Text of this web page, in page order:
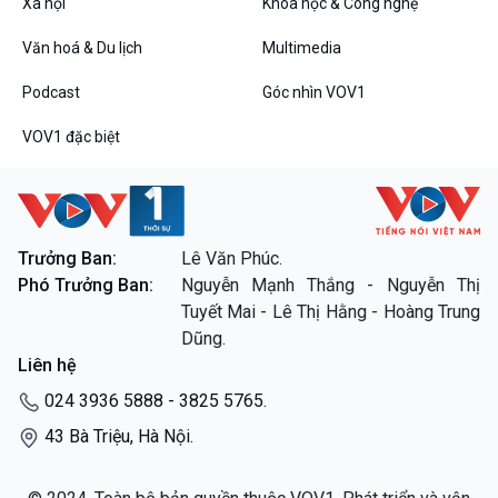
Câu chuyện thời sự
Dòng chảy sự kiện
Diễn đàn chủ nhật
VOV1 đặc biệt
Thanh âm ký sự
Các chương trình đặc biệt
Văn hoá & Du lịch Multimedia
Podcast Góc nhìn VOV1
VOV1 đặc biệt
Trưởng Ban:
Lê Văn Phúc.
Phó Trưởng Ban:
Nguyễn Mạnh Thắng - Nguyễn Thị
Tuyết Mai - Lê Thị Hằng - Hoàng Trung
Dũng.
Liên hệ
024 3936 5888 - 3825 5765.
43 Bà Triệu, Hà Nội.